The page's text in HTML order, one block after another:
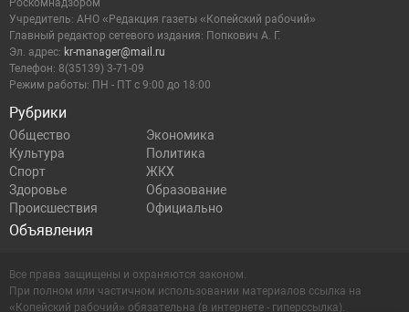
Рубрики
Общество
Экономика
Культура
Политика
Спорт
ЖКХ
Здоровье
Образование
Происшествия
Официально
Объявления
Роскомнадзором
Учредитель: АНО «Редакция газеты «Копейский рабочий»
Главный редактор сетевого издания: Попкович А. Г.
Эл. адрес: kr-manager@mail.ru
Телефон: 8(35139) 3-71-09
Режим работы: ПН - ПТ с 9:00 до 18:00
Все права защищены и охраняются законом.
При полном или частичном использовании материалов ссылка на
«Копейский рабочий» обязательна (в интернете - гиперссылка).